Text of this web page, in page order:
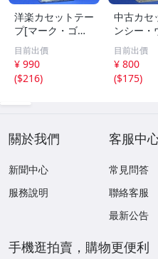
洋楽カセットテー
プ[マーク・ゴー
ルデンバーグ / 鞄
を持った男] 71
607
目前出價
¥ 990
($216)
中古カセ
ンシー・
ン / / 12
詞カー
21405
目前出價
¥ 800
($175)
關於我們
新聞中心
服務說明
客服中
常見問答
聯絡客服
最新公告
手機逛拍賣，購物更便利